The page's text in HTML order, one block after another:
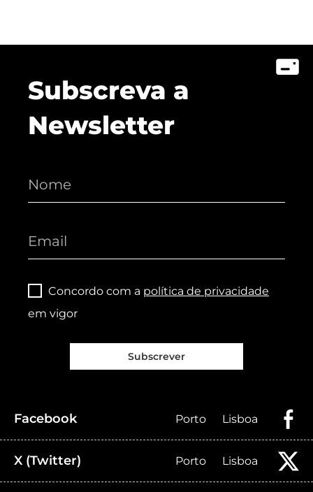
Subscreva a
Newsletter
Concordo com a política de privacidade
em vigor
Subscrever
Facebook Porto Lisboa
X (Twitter) Porto Lisboa